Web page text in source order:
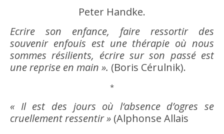
Peter Handke.
Ecrire son enfance, faire ressortir des
souvenir enfouis est une thérapie où nous
sommes résilients, écrire sur son passé est
une reprise en main ». (Boris Cérulnik).
*
« Il est des jours où l‘absence d’ogres se
cruellement ressentir » (Alphonse Allais